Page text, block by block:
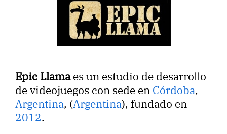
Epic Llamaes un estudio de desarrollo
de videojuegos con sede en Córdoba,
Argentina, (Argentina), fundado en
2012.